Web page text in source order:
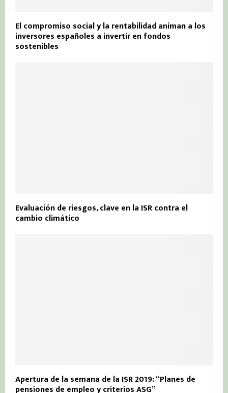
El compromiso social y la rentabilidad animan a los
inversores españoles a invertir en fondos
sostenibles
Evaluación de riesgos, clave en la ISR contra el
cambio climático
Apertura de la semana de la ISR 2019: “Planes de
pensiones de empleo y criterios ASG”